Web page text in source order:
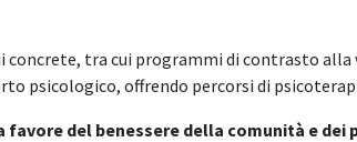
concrete, tra cui programmi di contrasto
psicologico, offrendo percorsi di
favore del benessere della comunità e dei